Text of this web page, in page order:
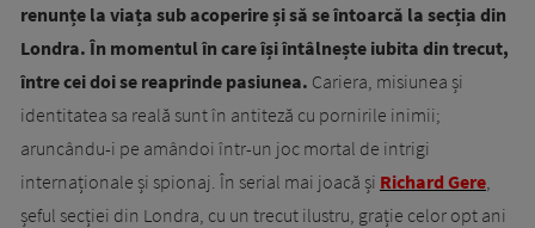
renunțe la viața sub acoperire și să se întoarcă la secția din
Londra. În momentul în care își întâlnește iubita din trecut,
între cei doi se reaprinde pasiunea. Cariera, misiunea și
identitatea sa reală sunt în antiteză cu pornirile inimii;
aruncându-i pe amândoi într-un joc mortal de intrigi
internaționale și spionaj. În serial mai joacă și Richard Gere
șeful secției din Londra, cu un trecut ilustru, grație celor opt ani